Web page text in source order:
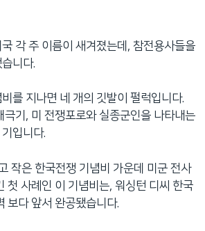
각 주 이름이 새겨졌는데, 참전용사들을
니다.
를 지나면 네 개의 깃발이 펄럭입니다.
극기, 미 전쟁포로와 실종군인을 나타내는
입니다.
작은 한국전쟁 기념비 가운데 미군 전사
첫 사례인 이 기념비는, 워싱턴 디씨 한국
보다 앞서 완공됐습니다.